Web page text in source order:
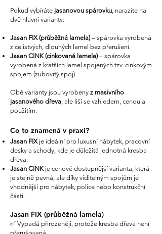
1400 x 600 x 40                        2234                      2704
1400 x 650 x 40                        2421                      2929
1500 x 650 x 40                        2594                      3138
1600 x 600 x 40                        2554                      3090
1600 x 650 x 40                        2766                      3347
1700 x 600 x 40                        2713                      3283
1700 x 650 x 40                        2939                      3557
1800 x 650 x 40                        3440                      4162
2000 x 650 x 40                        3882                      4625
2300 x 600 x 40                        4057                      4909
2300 x 650 x 40                        4395                      5318
2500 x 600 x 40                        4410                      5336
2500 x 650 x 40                        4778                      5781
2600 x 650 x 40                        4969                      6012
2800 x 650 x 40                        5351                      6474
2900 x 600 x 40                        5116                      6190
2900 x 650 x 40                        5542                      6706
Pokud vybíráte jasanovou spárovku, narazíte na
dvě hlavní varianty:
Jasan FIX (průběžná lamela)– spárovka vyrobená
z celistvých, dlouhých lamel bez přerušení.
Jasan CINK (cinkovaná lamela)– spárovka
vyrobená z kratších lamel spojených tzv. cinkovým
spojem (zubovitý spoj).
Obě varianty jsou vyrobeny z masivního
jasanového dřeva, ale liší se vzhledem, cenou a
použitím.
Co to znamená v praxi?
Jasan FIXje ideální pro luxusní nábytek, pracovní
desky a schody, kde je důležitá jednotná kresba
dřeva.
Jasan CINK je cenově dostupnější varianta, která
je stejně pevná, ale díky viditelným spojům je
vhodnější pro nábytek, police nebo konstrukční
části.
Jasan FIX (průběžná lamela)
✅ Vypadá přirozeněji, protože kresba dřeva není